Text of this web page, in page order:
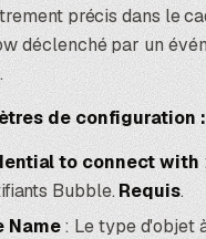
précis dans le
déclenché par un
de configuration :
to connect with
Bubble.Requis.
Name: Le type d'objet